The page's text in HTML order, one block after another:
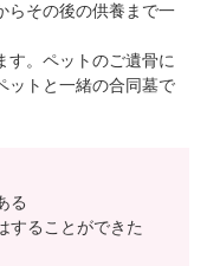
らその後の供養まで一
す。ペットのご遺骨に
ットと一緒の合同墓で
る
することができた